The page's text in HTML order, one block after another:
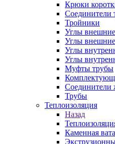
Крюки
Соединители
Тройники
Углы
Углы
Углы
Углы
Муфты трубы
Соединители
Трубы
Теплоизоляция
Назад
Каменная вата